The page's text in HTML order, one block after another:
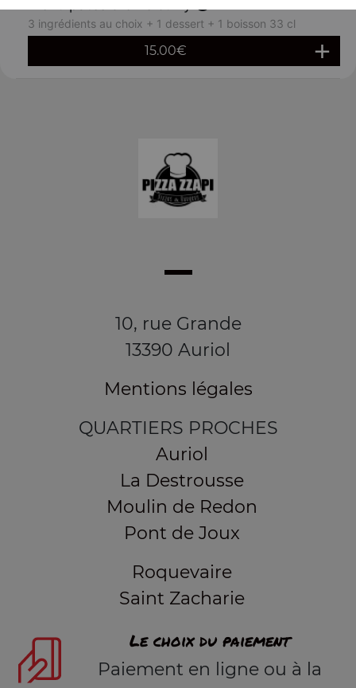
3 ingrédients au choix + 1 dessert + 1 boisson 33 cl
15.00€
10, rue Grande
13390 Auriol
Mentions légales
QUARTIERS PROCHES
Auriol
La Destrousse
Moulin de Redon
Pont de Joux
Roquevaire
Saint Zacharie
Le choix du paiement
Paiement en ligne ou à la